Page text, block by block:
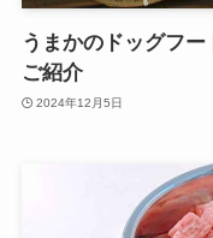
うまかのドッグフ
ご紹介
2024年12月5日